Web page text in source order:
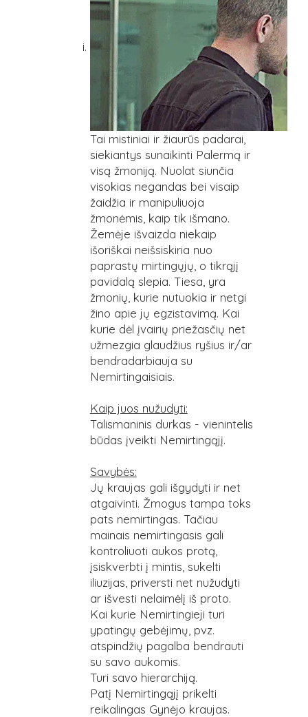
Tai mistiniai ir žiaurūs padarai,
siekiantys sunaikinti Palermą ir
visą žmoniją. Nuolat siunčia
visokias negandas bei visaip
žaidžia ir manipuliuoja
žmonėmis, kaip tik išmano.
Žemėje išvaizda niekaip
išoriškai neišsiskiria nuo
paprastų mirtingųjų, o tikrąjį
pavidalą slepia. Tiesa, yra
žmonių, kurie nutuokia ir netgi
žino apie jų egzistavimą. Kai
kurie dėl įvairių priežasčių net
užmezgia glaudžius ryšius ir/ar
bendradarbiauja su
Nemirtingaisiais.
Kaip juos nužudyti:
Talismaninis durkas - vienintelis
būdas įveikti Nemirtingąjį.
Savybės:
Jų kraujas gali išgydyti ir net
atgaivinti. Žmogus tampa toks
pats nemirtingas. Tačiau
mainais nemirtingasis gali
kontroliuoti aukos protą,
įsiskverbti į mintis, sukelti
iliuzijas, priversti net nužudyti
ar išvesti nelaimėlį iš proto.
Kai kurie Nemirtingieji turi
ypatingų gebėjimų, pvz.
atspindžių pagalba bendrauti
su savo aukomis.
Turi savo hierarchiją.
Patį Nemirtingąjį prikelti
reikalingas Gynėjo kraujas.